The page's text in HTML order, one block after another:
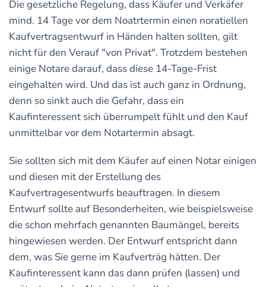
Die gesetzliche Regelung, dass Käufer und Verkäfer
mind. 14 Tage vor dem Noatrtermin einen noratiellen
Kaufvertragsentwurf in Händen halten sollten, gilt
nicht für den Verauf "von Privat". Trotzdem bestehen
einige Notare darauf, dass diese 14-Tage-Frist
eingehalten wird. Und das ist auch ganz in Ordnung,
denn so sinkt auch die Gefahr, dass ein
Kaufinteressent sich überrumpelt fühlt und den Kauf
unmittelbar vor dem Notartermin absagt.
Sie sollten sich mit dem Käufer auf einen Notar einigen
und diesen mit der Erstellung des
Kaufvertragesentwurfs beauftragen. In diesem
Entwurf sollte auf Besonderheiten, wie beispielsweise
die schon mehrfach genannten Baumängel, bereits
hingewiesen werden. Der Entwurf entspricht dann
dem, was Sie gerne im Kaufverträg hätten. Der
Kaufinteressent kann das dann prüfen (lassen) und